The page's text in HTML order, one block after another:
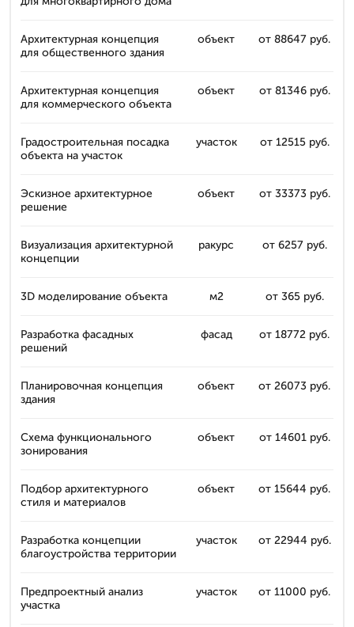
Архитектурная концепция
для общественного здания
объект от 88647 руб.
Архитектурная концепция
для коммерческого объекта
объект от 81346 руб.
Градостроительная посадка
объекта на участок
участок от 12515 руб.
Эскизное архитектурное
решение
объект от 33373 руб.
Визуализация архитектурной
концепции
ракурс от 6257 руб.
3D моделирование объекта м2 от 365 руб.
Разработка фасадных
решений
фасад от 18772 руб.
Планировочная концепция
здания
объект от 26073 руб.
Схема функционального
зонирования
объект от 14601 руб.
Подбор архитектурного
стиля и материалов
объект от 15644 руб.
Разработка концепции
благоустройства территории
участок от 22944 руб.
Предпроектный анализ
участка
участок от 11000 руб.